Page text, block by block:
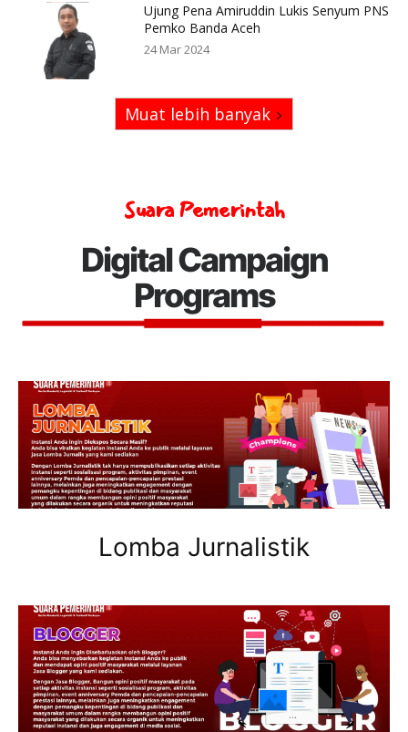
Ujung Pena Amiruddin Lukis Senyum PNS
Pemko Banda Aceh
24 Mar 2024
Muat lebih banyak
Suara Pemerintah
Digital Campaign
Programs
Lomba Jurnalistik